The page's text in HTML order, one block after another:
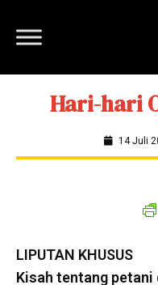
Hari-hari
14 Juli
LIPUTAN KHUSUS
Kisah tentang petani